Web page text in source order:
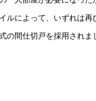
ルによって、いずれは
の間仕切戸を採用されま